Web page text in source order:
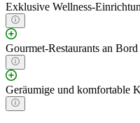
Exklusive Wellness-
Gourmet-Restaurants an Bord
Geräumige und komfortable